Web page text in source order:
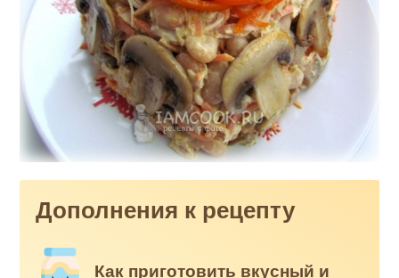
Дополнения к рецепту
Как приготовить вкусный и